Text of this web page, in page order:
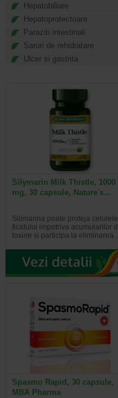
Hepatobiliare
Hepatoprotectoare
Paraziti intestinali
Saruri de rehidratare
Ulcer si gastrita
Silymarin Milk Thistle, 1000
mg, 30 capsule, Nature's…
Silimarina poate proteja celulele
ficatului impotriva acumularilor
toxine si participa la eliminarea…
Spasmo Rapid, 30 capsule,
MBA Pharma